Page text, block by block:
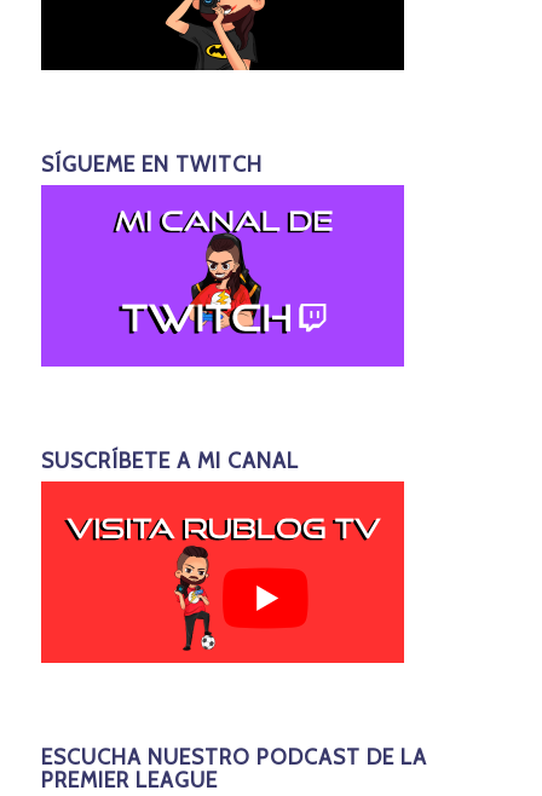
SÍGUEME EN TWITCH
SUSCRÍBETE A MI CANAL
ESCUCHA NUESTRO PODCAST DE LA
PREMIER LEAGUE